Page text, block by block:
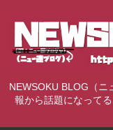
NEWSOKU BLOG（ニ
報から話題になって